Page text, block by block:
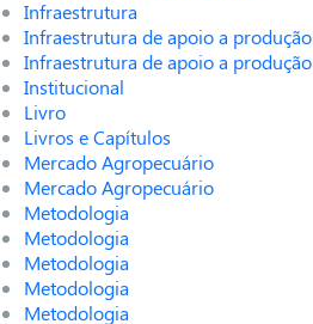
Infraestrutura
Infraestrutura de apoio a produção
Infraestrutura de apoio a produção
Institucional
Livro
Livros e Capítulos
Mercado Agropecuário
Mercado Agropecuário
Metodologia
Metodologia
Metodologia
Metodologia
Metodologia